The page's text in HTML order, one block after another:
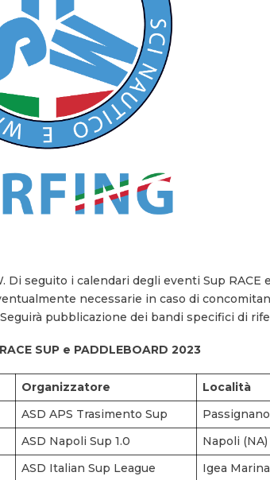
seguito i calendari degli eventi Sup RACE
necessarie in caso di
pubblicazione dei bandi specifici di
SUP e PADDLEBOARD 2023
Organizzatore
Località
ASD APS Trasimento Sup
ASD Napoli Sup 1.0
Napoli (NA)
ASD Italian Sup League
Igea